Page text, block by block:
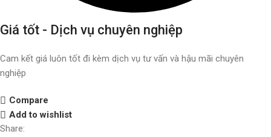
Giá tốt - Dịch vụ chuyên nghiệp
Cam kết giá luôn tốt đi kèm dịch vụ tư vấn và hậu mãi chuyên
nghiệp
Compare
Add to wishlist
Share: